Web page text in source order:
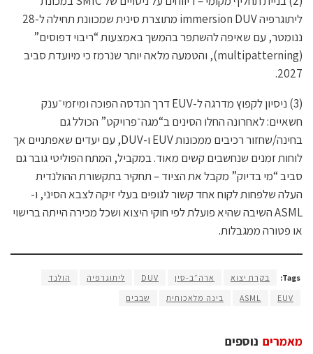
ליתוגרפיה immersion DUV מתוצרת סינית שמכוונת תחילה ל-28
ננומטר, עם שאיפה להשתפר בהמשך באמצעות “ריבוי דפוסים”
(multipatterning), והטמעה מלאה יותר שנרמז כי מיועדת סביב
2027.
(3) ניסיון לקפוץ מדרגה ל-EUV דרך הנדסה הפוכה ומיזמי־ענק
חשאיים: לאחרונה החלו הסינים ב“מגה־פרויקט” הכולל גם
בחינה/שחזור רכיבים ממכונות EUV ו-DUV, עם יעדים שאפתניים אך
לוחות זמנים שנחשבים קשים מאוד. במקביל, המתח הפוליטי גובר גם
סביב “מי בדיוק” מקבל את הציוד – תחקיר בתקשורת ההולנדית
העלה שלפחות לקוח אחד קשור לגופים בעלי זיקה לצבא הסיני, ו-
ASML השיבה שהיא פועלת לפי חוקי היצוא ושכל מכירה הייתה ברישוי
או פטורה ממגבלות.
Tags: בקרת יצוא ארה״ב-סין DUV ליתוגרפיה
הולנד
EUV
ASML בינה מלאכותית שבבים
נוספים מאמרים